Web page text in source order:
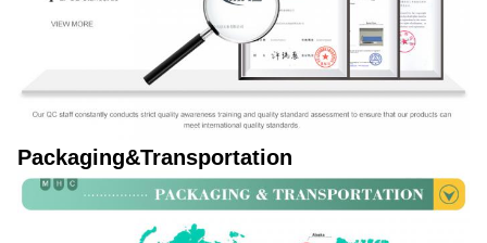
Packaging&Transportation